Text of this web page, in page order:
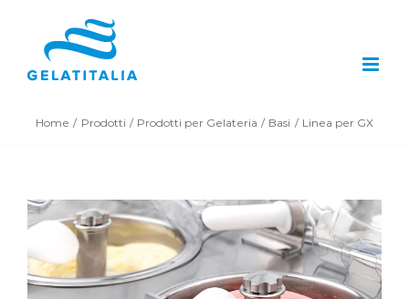
contenuto
Home Prodotti Prodotti per Gelateria Basi Linea per GX